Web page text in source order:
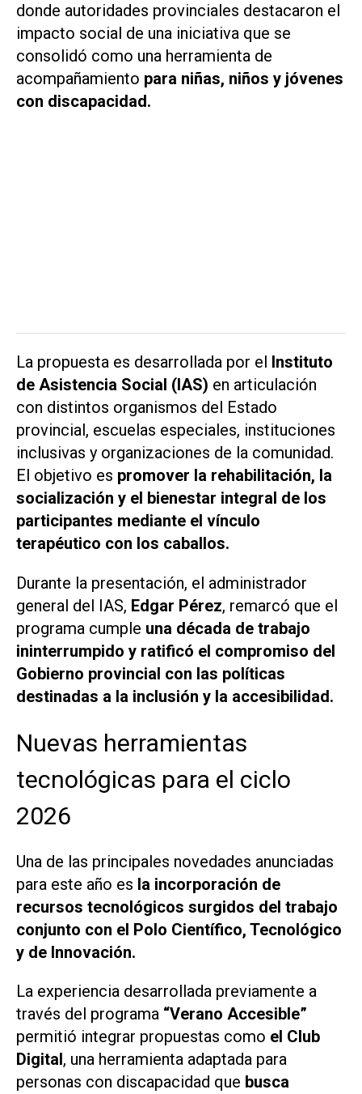
donde autoridades provinciales destacaron el
impacto social de una iniciativa que se
consolidó como una herramienta de
acompañamiento para niñas, niños y jóvenes
con discapacidad.
La propuesta es desarrollada por el Instituto
de Asistencia Social (IAS) en articulación
con distintos organismos del Estado
provincial, escuelas especiales, instituciones
inclusivas y organizaciones de la comunidad.
El objetivo es promover la rehabilitación, la
socialización y el bienestar integral de los
participantes mediante el vínculo
terapéutico con los caballos.
Durante la presentación, el administrador
general del IAS, Edgar Pérez, remarcó que el
programa cumple una década de trabajo
ininterrumpido y ratificó el compromiso del
Gobierno provincial con las políticas
destinadas a la inclusión y la accesibilidad.
Nuevas herramientas
tecnológicas para el ciclo
2026
Una de las principales novedades anunciadas
para este año es la incorporación de
recursos tecnológicos surgidos del trabajo
conjunto con el Polo Científico, Tecnológico
y de Innovación.
La experiencia desarrollada previamente a
través del programa “Verano Accesible”
permitió integrar propuestas como el Club
Digital, una herramienta adaptada para
personas con discapacidad que busca